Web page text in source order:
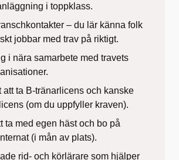
i toppklass.
– du lär känna folk
jobbar med trav på riktigt.
i nära samarbete med travets
att ta B-tränarlicens och kanske
(om du uppfyller kraven).
ta med egen hästoch bo på
(i mån av plats).
rid- och körlärare som hjälper